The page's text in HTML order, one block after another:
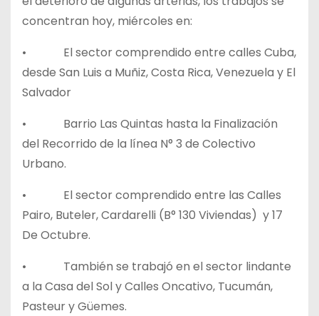
concentran hoy, miércoles en:
• El sector comprendido entre calles Cuba,
desde San Luis a Muñiz, Costa Rica, Venezuela y El
Salvador
• Barrio Las Quintas hasta la Finalización
del Recorrido de la línea N° 3 de Colectivo
Urbano.
• El sector comprendido entre las Calles
Pairo, Buteler, Cardarelli (B° 130 Viviendas) y 17
De Octubre.
• También se trabajó en el sector lindante
a la Casa del Sol y Calles Oncativo, Tucumán,
Pasteur y Güemes.